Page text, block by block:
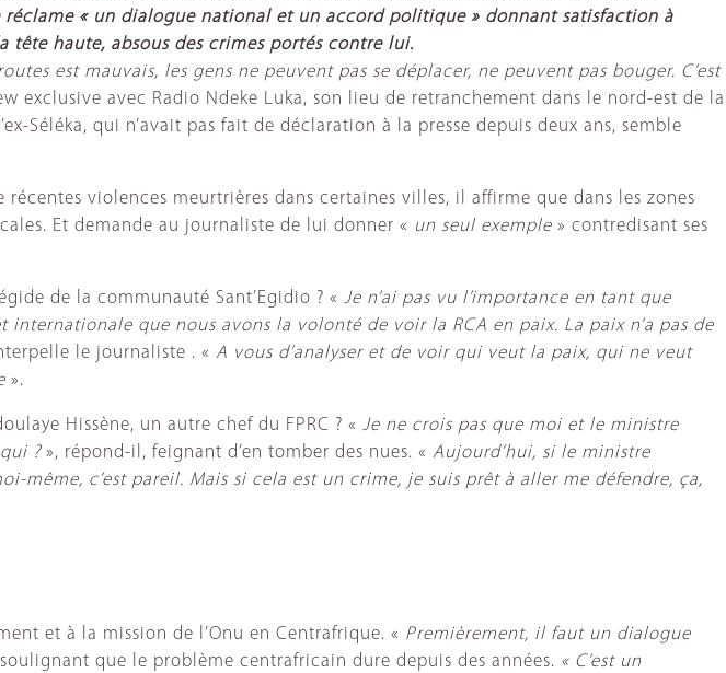
« un dialogue national et un accord politique » donnant satisfaction à
haute, absous des crimes portés contre lui.
est mauvais, les gens ne peuvent pas se déplacer, ne peuvent pas bouger. C’est
exclusive avec Radio Ndeke Luka, son lieu de retranchement dans le nord-est de la
Séléka, qui n’avait pas fait de déclaration à la presse depuis deux ans, semble
violences meurtrières dans certaines villes, il affirme que dans les zones
Et demande au journaliste de lui donner « un seul exemple » contredisant ses
de la communauté Sant’Egidio ? « Je n’ai pas vu l’importance en tant que
que nous avons la volonté de voir la RCA en paix. La paix n’a pas de
le journaliste . « A vous d’analyser et de voir qui veut la paix, qui ne veut
».
Hissène, un autre chef du FPRC ? « Je ne crois pas que moi et le ministre
? », répond-il, feignant d’en tomber des nues. « Aujourd’hui, si le ministre
même, c’est pareil. Mais si cela est un crime, je suis prêt à aller me défendre, ça,
et à la mission de l’Onu en Centrafrique. « Premièrement, il faut un dialogue
que le problème centrafricain dure depuis des années. « C’est un